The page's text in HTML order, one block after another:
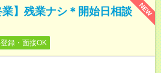
NEW
業】残業ナシ＊開始日相談
録・面接OK